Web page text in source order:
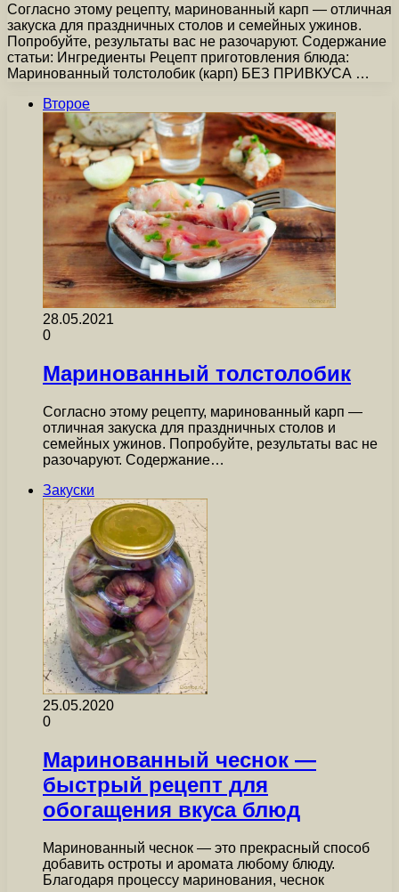
Согласно этому рецепту, маринованный карп — отличная
закуска для праздничных столов и семейных ужинов.
Попробуйте, результаты вас не разочаруют. Содержание
статьи: Ингредиенты Рецепт приготовления блюда:
Маринованный толстолобик (карп) БЕЗ ПРИВКУСА …
Второе
28.05.2021
0
Маринованный толстолобик
Согласно этому рецепту, маринованный карп —
отличная закуска для праздничных столов и
семейных ужинов. Попробуйте, результаты вас не
разочаруют. Содержание…
Закуски
25.05.2020
0
Маринованный чеснок —
быстрый рецепт для
обогащения вкуса блюд
Маринованный чеснок — это прекрасный способ
добавить остроты и аромата любому блюду.
Благодаря процессу маринования, чеснок